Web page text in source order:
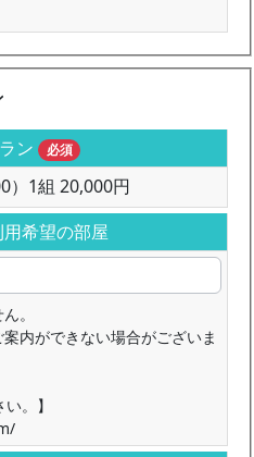
ン 必須
）1組 20,000円
用希望の部屋
。
内ができない場合がございま
。】